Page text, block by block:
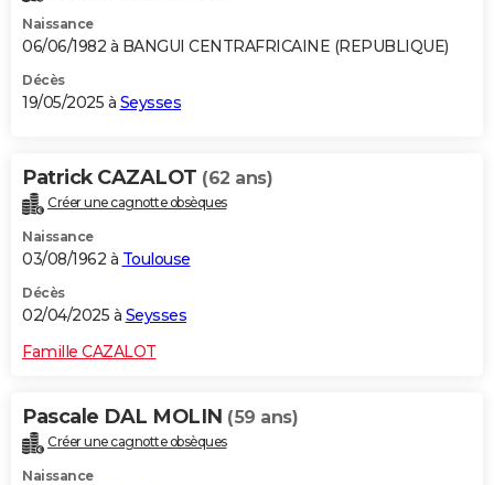
Naissance
06/06/1982 à BANGUI CENTRAFRICAINE (REPUBLIQUE)
Décès
19/05/2025 à Seysses
Patrick CAZALOT (62 ans)
Créer une cagnotte obsèques
Naissance
03/08/1962 à Toulouse
Décès
02/04/2025 à Seysses
Famille CAZALOT
Pascale DAL MOLIN (59 ans)
Créer une cagnotte obsèques
Naissance